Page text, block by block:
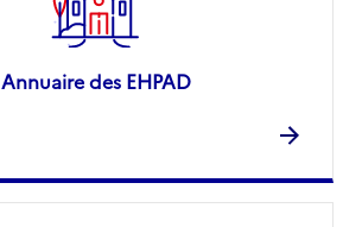
Annuaire des EHPAD